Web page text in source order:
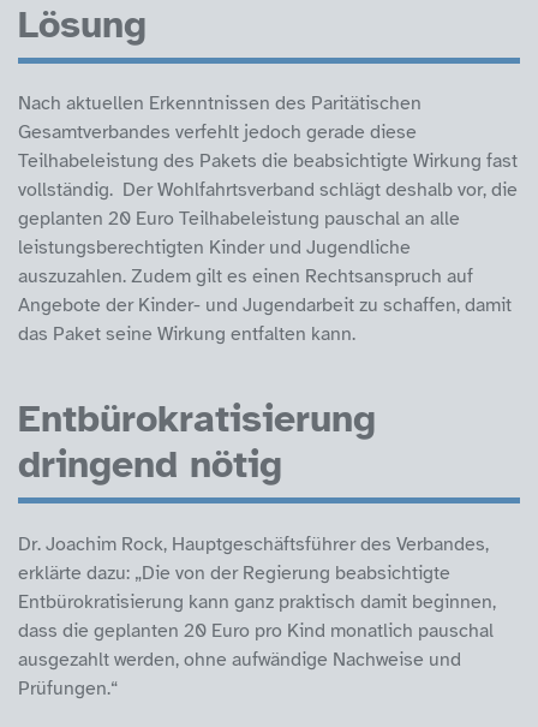
Lösung
Nach aktuellen Erkenntnissen des Paritätischen
Gesamtverbandes verfehlt jedoch gerade diese
Teilhabeleistung des Pakets die beabsichtigte Wirkung fast
vollständig. Der Wohlfahrtsverband schlägt deshalb vor, die
geplanten 20 Euro Teilhabeleistung pauschal an alle
leistungsberechtigten Kinder und Jugendliche
auszuzahlen. Zudem gilt es einen Rechtsanspruch auf
Angebote der Kinder- und Jugendarbeit zu schaffen, damit
das Paket seine Wirkung entfalten kann.
Entbürokratisierung
dringend nötig
Dr. Joachim Rock, Hauptgeschäftsführer des Verbandes,
erklärte dazu: „Die von der Regierung beabsichtigte
Entbürokratisierung kann ganz praktisch damit beginnen,
dass die geplanten 20 Euro pro Kind monatlich pauschal
ausgezahlt werden, ohne aufwändige Nachweise und
Prüfungen.“